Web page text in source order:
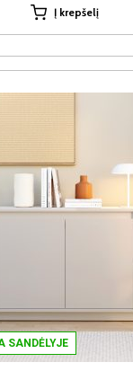
Į krepšelį
SANDĖLYJE